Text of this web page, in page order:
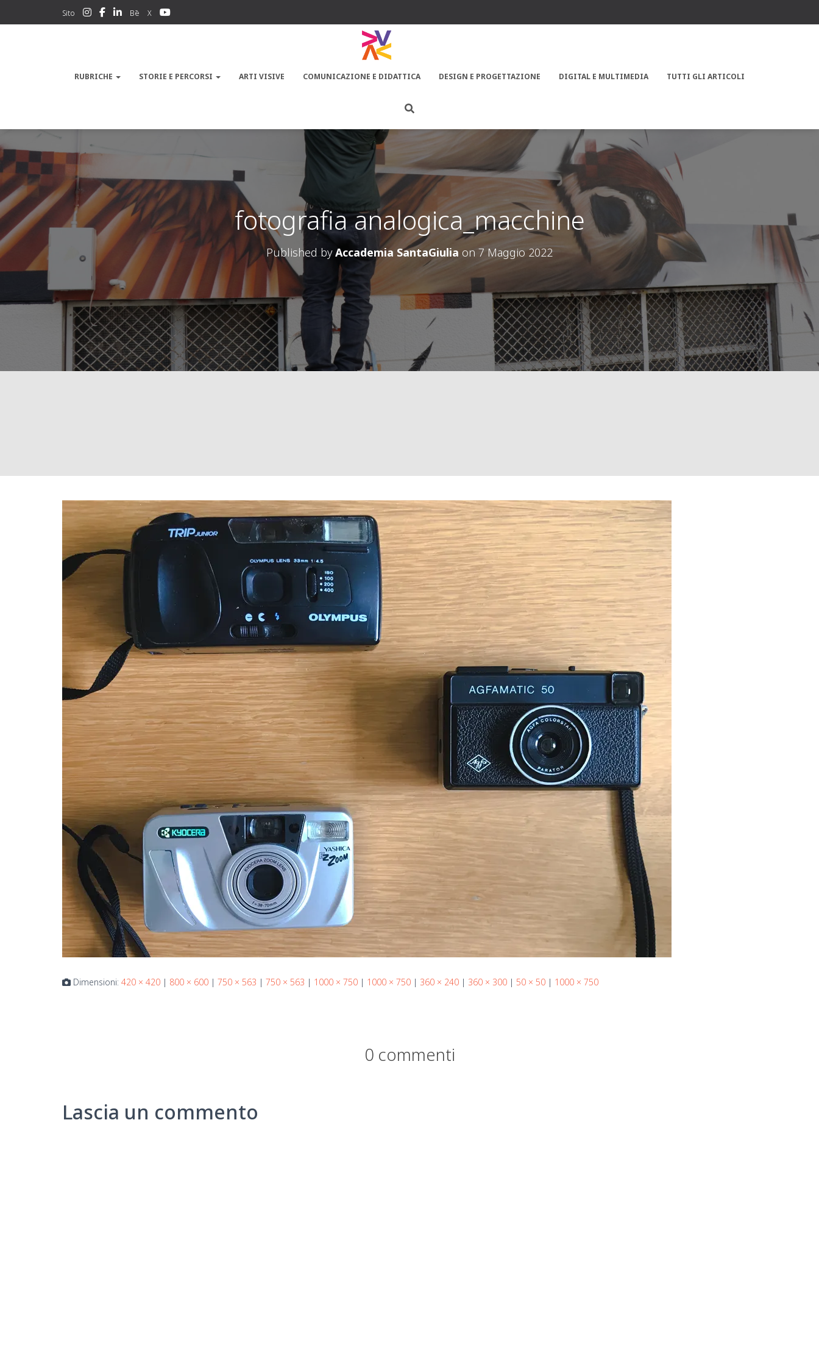
Sito Bē X
RUBRICHE STORIE E PERCORSI ARTI VISIVE COMUNICAZIONE E DIDATTICA DESIGN E PROGETTAZIONE DIGITAL E MULTIMEDIA TUTTI GLI ARTICOLI
fotografia analogica_macchine
Published byAccademia SantaGiulia on 7 Maggio 2022
Dimensioni: 420 × 420 | 800 × 600 | 750 × 563 | 750 × 563 | 1000 × 750 | 1000 × 750 | 360 × 240 | 360 × 300 | 50 × 50 | 1000 × 750
0 commenti
Lascia un commento